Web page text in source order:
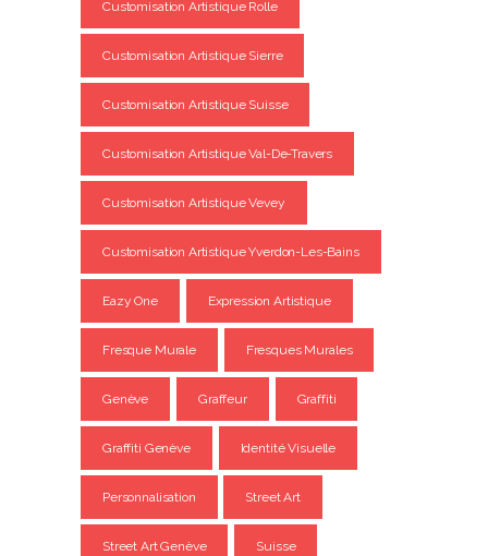
Customisation Artistique Rolle
Customisation Artistique Sierre
Customisation Artistique Suisse
Customisation Artistique Val-De-Travers
Customisation Artistique Vevey
Customisation Artistique Yverdon-Les-Bains
Eazy One Expression Artistique
Fresque Murale Fresques Murales
Genève Graffeur Graffiti
Graffiti Genève Identité Visuelle
Personnalisation Street Art
Street Art Genève Suisse